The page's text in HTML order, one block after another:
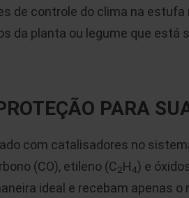
de controle do clima na estufa
da planta ou legume que está
PARA
com catalisadores no
(CO), etileno (C2H4) e
ideal e recebam apenas